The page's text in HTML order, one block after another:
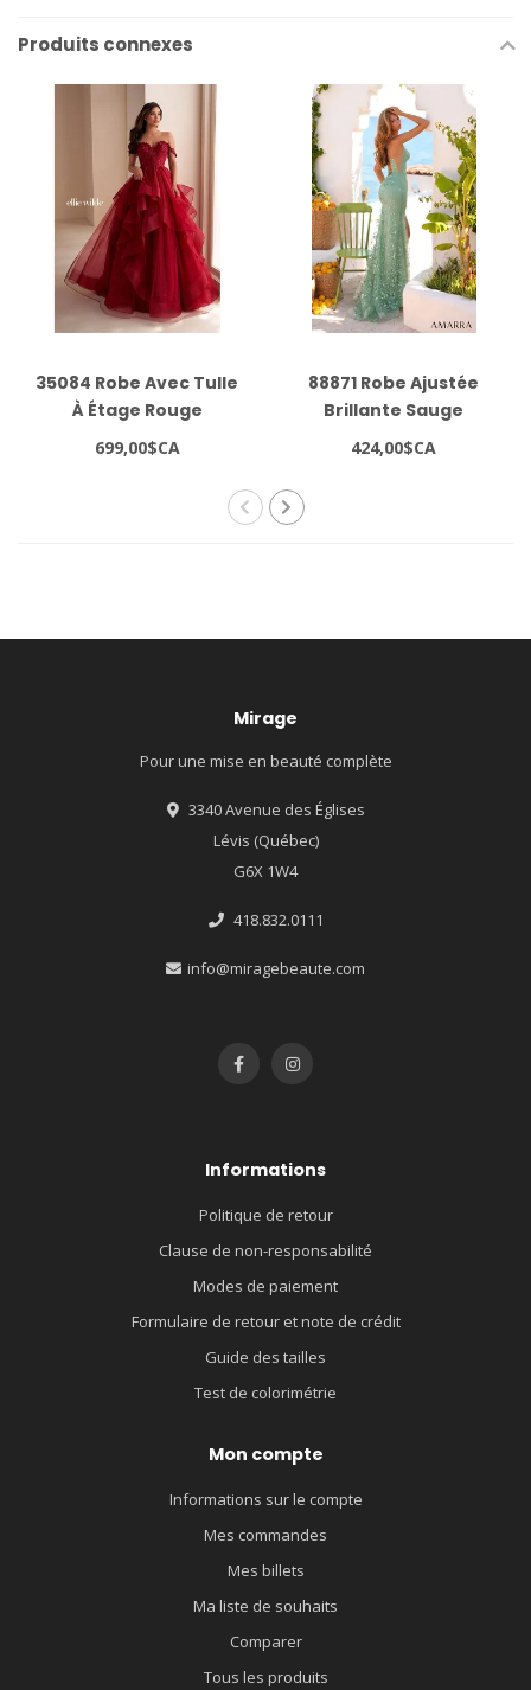
Produits connexes
35084 Robe Avec Tulle
À Étage Rouge
699,00$CA
88871 Robe Ajustée
Brillante Sauge
424,00$CA
Mirage
Pour une mise en beauté complète
3340 Avenue des Églises
Lévis (Québec)
G6X 1W4
418.832.0111
info@miragebeaute.com
Informations
Politique de retour
Clause de non-responsabilité
Modes de paiement
Formulaire de retour et note de crédit
Guide des tailles
Test de colorimétrie
Mon compte
Informations sur le compte
Mes commandes
Mes billets
Ma liste de souhaits
Comparer
Tous les produits